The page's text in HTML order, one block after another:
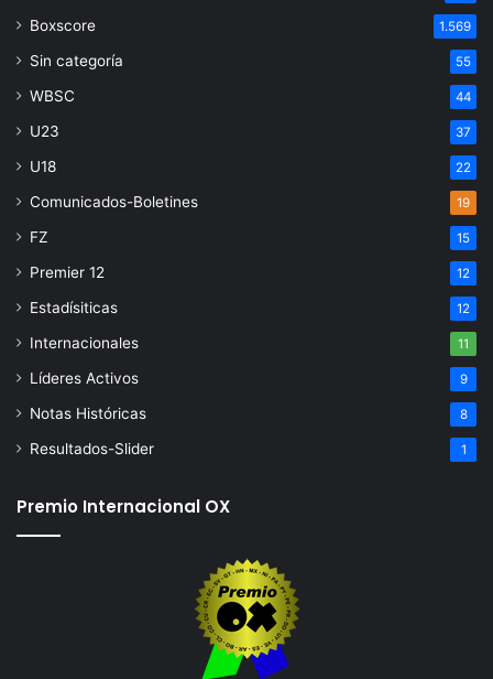
Boxscore 1.569
Sin categoría 55
WBSC 44
U23 37
U18 22
Comunicados-Boletines 19
FZ 15
Premier 12 12
Estadísiticas 12
Internacionales 11
Líderes Activos 9
Notas Históricas 8
Resultados-Slider 1
Premio Internacional OX